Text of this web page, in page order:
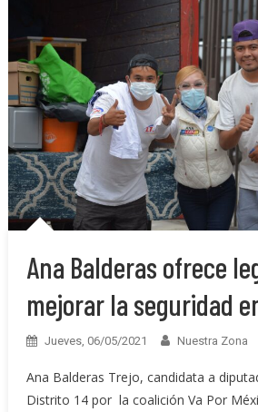
Ana Balderas ofrece
mejorar la seguridad
Jueves, 06/05/2021 Nuestra Zona
Ana Balderas Trejo, candidata a
Distrito 14 por la coalición Va Por